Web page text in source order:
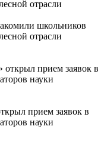
школьников
отрасли
прием заявок в
науки